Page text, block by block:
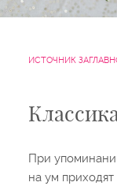
ИСТОЧНИК
При
на ум